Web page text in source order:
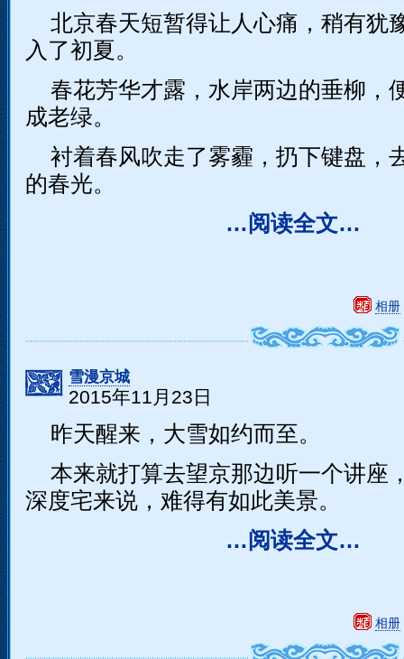
北京春天短暂得让人心痛，稍有犹
入了初夏。
春花芳华才露，水岸两边的垂柳，
成老绿。
衬着春风吹走了雾霾，扔下键盘，
的春光。
…阅读全文…
相册
雪漫京城
2015年11月23日
昨天醒来，大雪如约而至。
本来就打算去望京那边听一个讲座
深度宅来说，难得有如此美景。
…阅读全文…
相册